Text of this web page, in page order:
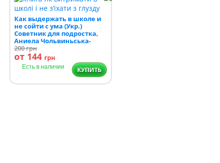
Как выдержать в школе и
не сойти с ума (Укр.)
Советник для подростка,
Аниела Чольвиньська-
Школик, 160 c.
200грн
от 144 грн
Есть в наличии КУПИТЬ